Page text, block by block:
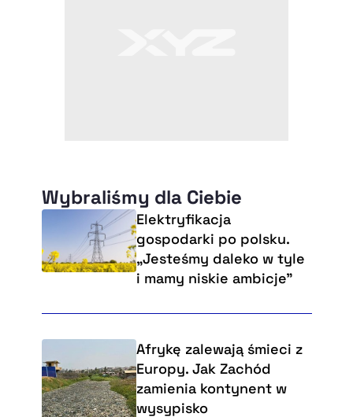
Wybraliśmy dla Ciebie
Elektryfikacja
gospodarki po polsku.
„Jesteśmy daleko w tyle
i mamy niskie ambicje”
Afrykę zalewają śmieci z
Europy. Jak Zachód
zamienia kontynent w
wysypisko